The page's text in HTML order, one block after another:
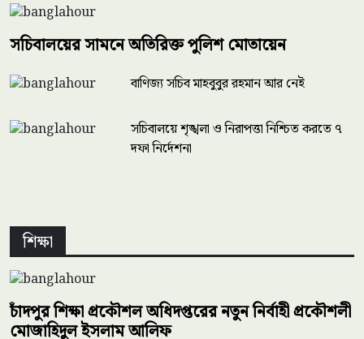
ইউএসএ ল এন্ড ইমিগ্রেশন | সমসাময়িক কর্মকাণ্ড নিয়ে
সচিবালয়ের সামনে অতিরিক্ত পুলিশ মোতায়েন
বাণিজ্য সচিব মাহবুবুর রহমান আর নেই
সচিবালয়ে শৃঙ্খলা ও নিরাপত্তা নিশ্চিত করতে ৭
দফা নির্দেশনা
শিক্ষা
চাঁদপুর শিক্ষা প্রকৌশল অধিদপ্তরের নতুন নির্বাহী প্রকৌশলী
মোজাহিদুল ইসলাম আলিফ